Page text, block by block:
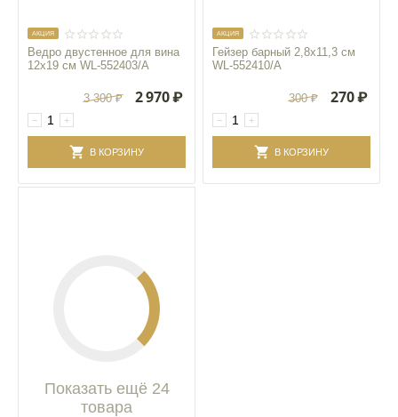
AКЦИЯ
Ведро двустенное для вина
12x19 см WL‑552403/A
+
−
3 300 ₽ 2 970₽
В КОРЗИНУ
AКЦИЯ
Гейзер барный 2,8x11,3 см
WL‑552410/A
+
−
300 ₽ 270₽
В КОРЗИНУ
Показать ещё 24
товара